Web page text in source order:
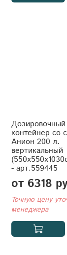
Дозировочный
контейнер со
Анион 200 л.
вертикальный
- арт.559445
от 6318
Точную цену
менеджера